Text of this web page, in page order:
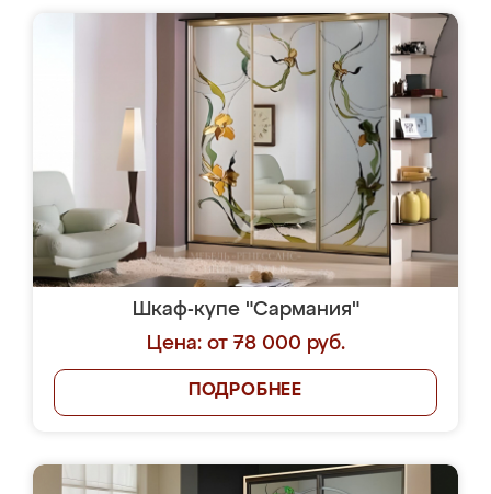
Шкаф-купе "Сармания"
Цена: от 78 000 руб.
ПОДРОБНЕЕ